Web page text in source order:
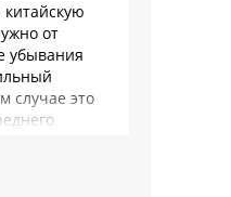
от
убывания
случае это
она меня